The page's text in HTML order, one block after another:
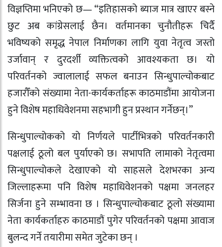
विज्ञप्तिमा भनिएको छ— “इतिहासको ब्याज मात्र खाएर बस्ने
छुट अब कांग्रेसलाई छैन। वर्तमानका चुनौतीहरू चिर्दै
भविष्यको समृद्ध नेपाल निर्माणका लागि युवा नेतृत्व जस्तो
उर्जावान् र दुरदर्शी व्यक्तित्वको आवश्यकता छ। यो
परिवर्तनको ज्वालालाई सफल बनाउन सिन्धुपाल्चोकबाट
हजारौँको संख्यामा नेता-कार्यकर्ताहरू काठमाडौंमा आयोजना
हुने विशेष महाधिवेशनमा सहभागी हुन प्रस्थान गर्नेछन्।”
सिन्धुपाल्चोकको यो निर्णयले पार्टीभित्रको परिवर्तनकारी
पक्षलाई ठूलो बल पुर्याएको छ। सभापति लामाको नेतृत्वमा
सिन्धुपाल्चोकले देखाएको यो साहसले देशभरका अन्य
जिल्लाहरूमा पनि विशेष महाधिवेशनको पक्षमा जनलहर
सिर्जना हुने सम्भावना छ । सिन्धुपाल्चोकबाट ठूलो संख्यामा
नेता कार्यकर्ताहरु काठमाडौं पुगेर परिवर्तनको पक्षमा आवाज
बुलन्द गर्ने तयारीमा समेत जुटेका छन् ।